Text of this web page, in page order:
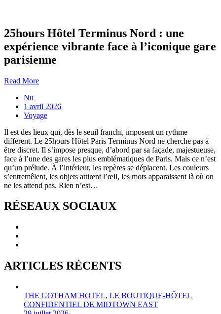
25hours Hôtel Terminus Nord : une
expérience vibrante face à l’iconique gare
parisienne
Read More
Nu
1 avril 2026
Voyage
Il est des lieux qui, dès le seuil franchi, imposent un rythme
différent. Le 25hours Hôtel Paris Terminus Nord ne cherche pas à
être discret. Il s’impose presque, d’abord par sa façade, majestueuse,
face à l’une des gares les plus emblématiques de Paris. Mais ce n’est
qu’un prélude. À l’intérieur, les repères se déplacent. Les couleurs
s’entremêlent, les objets attirent l’œil, les mots apparaissent là où on
ne les attend pas. Rien n’est…
RÉSEAUX SOCIAUX
ARTICLES RÉCENTS
THE GOTHAM HOTEL, LE BOUTIQUE-HÔTEL
CONFIDENTIEL DE MIDTOWN EAST